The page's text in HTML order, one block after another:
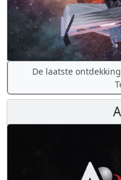
De laatste